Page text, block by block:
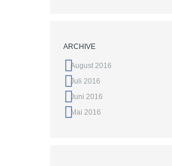
ARCHIVE
August 2016
Juli 2016
Juni 2016
Mai 2016